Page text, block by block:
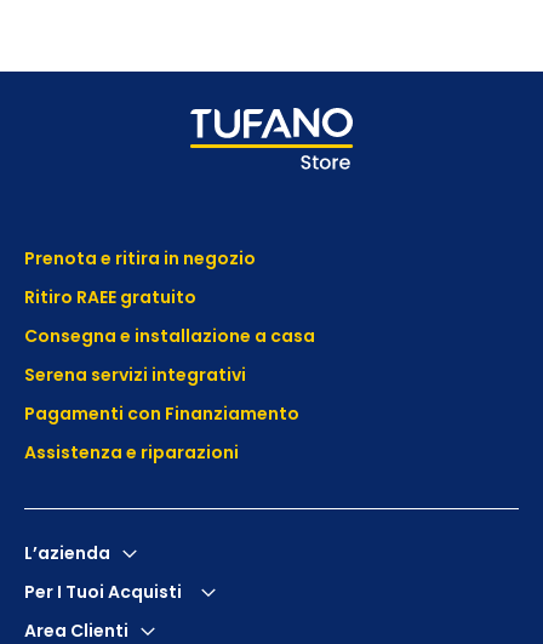
Prenota e ritira in negozio
Ritiro RAEE gratuito
Consegna e installazione a casa
Serena servizi integrativi
Pagamenti con Finanziamento
Assistenza e riparazioni
L’azienda
Per I Tuoi Acquisti
Area Clienti